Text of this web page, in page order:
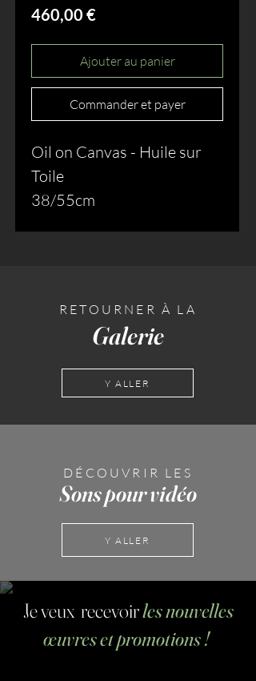
460,00 €Prix
Ajouter au panier
Commander et payer
Oil on Canvas - Huile sur
Toile
38/55cm
RETOURNER À LA
Galerie
Y ALLER
DÉCOUVRIR LES
Sons pour vidéo
Y ALLER
Je veux recevoirles nouvelles
œuvres et promotions !